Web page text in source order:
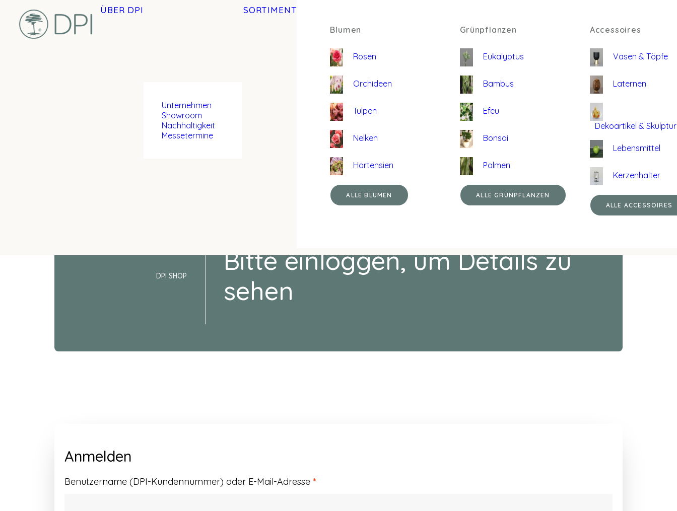
ÜBER DPI
Unternehmen
Showroom
Nachhaltigkeit
Messetermine
SORTIMENT
Blumen
Rosen
Orchideen
Tulpen
Nelken
Hortensien
ALLE BLUMEN
Grünpflanzen
Eukalyptus
Bambus
Efeu
Bonsai
Palmen
ALLE GRÜNPFLANZEN
Accessoires
Vasen & Töpfe
Laternen
Dekoartikel &
Lebensmittel
Kerzenhalter
ALLE ACCESSOIRES
DPI SHOP
Bitte einloggen, um Details zu
sehen
Anmelden
Benutzername (DPI-Kundennummer) oder E-Mail-Adresse *Erforderlich